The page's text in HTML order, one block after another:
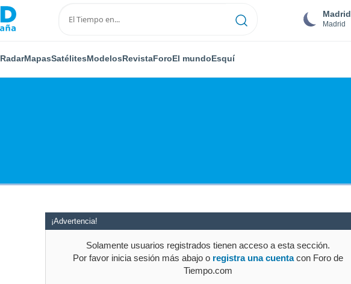
Madrid
Madrid
RadarMapasSatélitesModelosRevistaForoEl mundoEsquí
¡Advertencia!
Solamente usuarios registrados tienen acceso a esta sección.
Por favor inicia sesión más abajo o registra una cuentacon Foro de
Tiempo.com